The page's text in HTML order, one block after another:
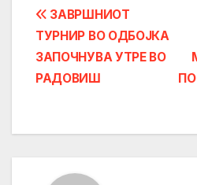
Post
navigation
ЗАВРШНИОТ
ТУРНИР ВО ОДБОЈКА
ЗАПОЧНУВА УТРЕ ВО
РАДОВИШ